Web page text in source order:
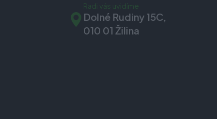
Radi vás uvidíme
Dolné Rudiny 15C,
010 01 Žilina